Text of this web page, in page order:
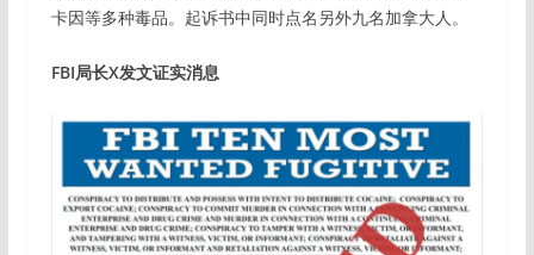
卡因等多种毒品。起诉书中同时点名另外九名加拿大人。
FBI局长X发文证实消息